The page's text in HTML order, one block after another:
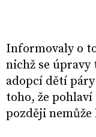
Informovaly o
nichž se úpravy
adopcí dětí
toho, že
později nemůže